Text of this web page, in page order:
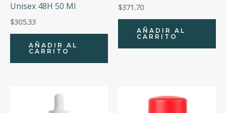
Unisex 48H 50 Ml
$305.33
AÑADIR AL
CARRITO
$371.70
AÑADIR AL
CARRITO